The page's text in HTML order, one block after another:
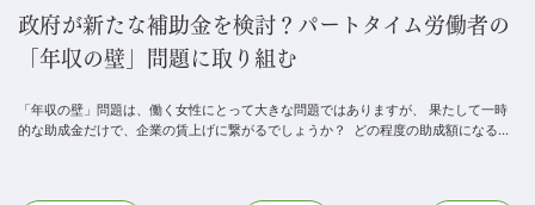
政府が新たな補助金を検討？パートタイム労働者の
「年収の壁」問題に取り組む
「年収の壁」問題は、働く女性にとって大きな問題ではありますが、 果たして一時
的な助成金だけで、企業の賃上げに繋がるでしょうか？ どの程度の助成額になるの